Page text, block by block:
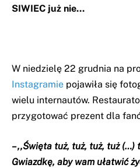
SIWIEC już nie…
W niedzielę 22 grudnia na
Instagramie pojawiła się
wielu internautów.
przygotować prezent dla
– ,,Święta tuż, tuż, tuż, tuż (…)
Gwiazdkę, aby wam ułatwić